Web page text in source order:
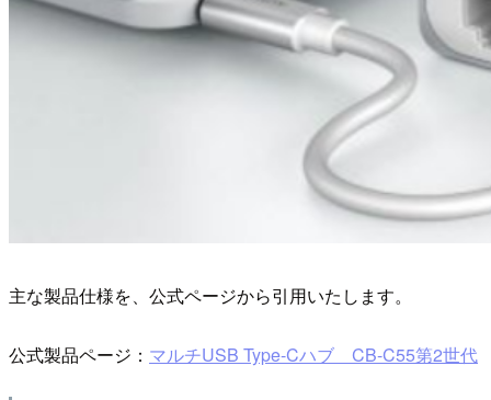
主な製品仕様を、公式ページから引用いたします。
公式製品ページ： マルチUSB Type-Cハブ CB-C55第2世代